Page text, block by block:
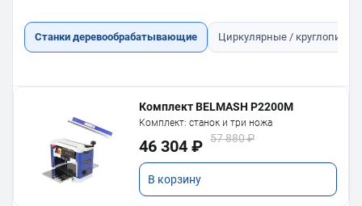
Станки деревообрабатывающие Циркулярные /
Комплект BELMASH P2200M
Комплект: станок и три ножа
46 304 ₽ 57 880 ₽
В корзину